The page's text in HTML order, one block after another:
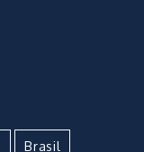
Brasil